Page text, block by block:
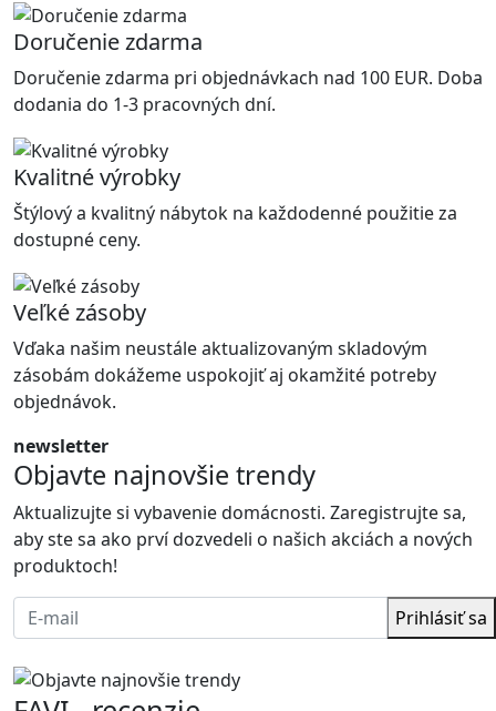
Doručenie zdarma
Doručenie zdarma pri objednávkach nad 100 EUR. Doba
dodania do 1-3 pracovných dní.
Kvalitné výrobky
Štýlový a kvalitný nábytok na každodenné použitie za
dostupné ceny.
Veľké zásoby
Vďaka našim neustále aktualizovaným skladovým
zásobám dokážeme uspokojiť aj okamžité potreby
objednávok.
newsletter
Objavte najnovšie trendy
Aktualizujte si vybavenie domácnosti. Zaregistrujte sa,
aby ste sa ako prví dozvedeli o našich akciách a nových
produktoch!
Prihlásiť sa